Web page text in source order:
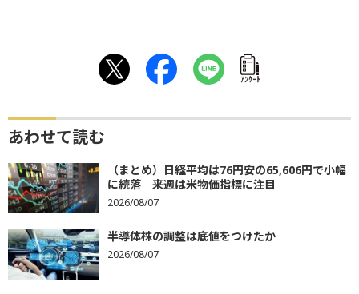
ｱﾝｹｰﾄ
あわせて読む
（まとめ）日経平均は76円安の65,606円で小幅
に続落 来週は米物価指標に注目
2026/08/07
半導体株の調整は底値をつけたか
2026/08/07